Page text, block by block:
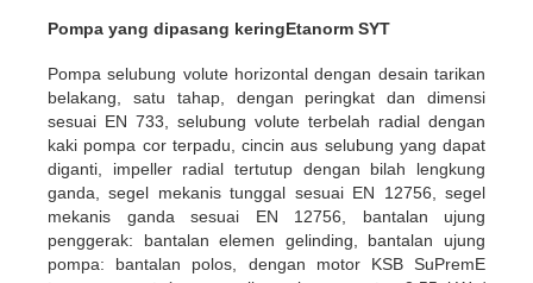
Pompa yang dipasang keringEtanorm SYT
Pompa selubung volute horizontal dengan desain tarikan
belakang, satu tahap, dengan peringkat dan dimensi
sesuai EN 733, selubung volute terbelah radial dengan
kaki pompa cor terpadu, cincin aus selubung yang dapat
diganti, impeller radial tertutup dengan bilah lengkung
ganda, segel mekanis tunggal sesuai EN 12756, segel
mekanis ganda sesuai EN 12756, bantalan ujung
penggerak: bantalan elemen gelinding, bantalan ujung
pompa: bantalan polos, dengan motor KSB SuPremE